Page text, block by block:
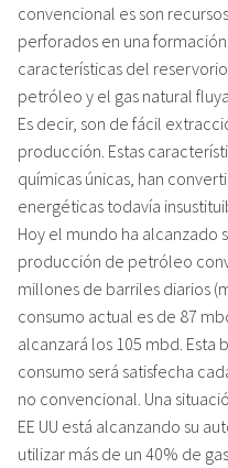
convencional es son
perforados en una
características del
petróleo y el gas natural
Es decir, son de fácil
producción. Estas
químicas únicas, han
energéticas todavía
Hoy el mundo ha alcanzado
producción de petróleo
millones de barriles diarios
consumo actual es de 87
alcanzará los 105 mbd.
consumo será satisfecha
no convencional. Una
EE UU está alcanzando su
utilizar más de un 40% de